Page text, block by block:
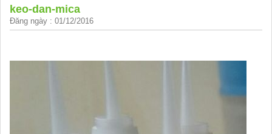
keo-dan-mica
Đăng ngày : 01/12/2016